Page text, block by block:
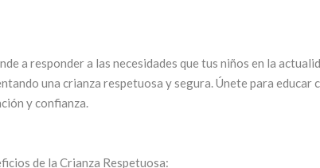
a responder a las necesidades que tus niños en la
una crianza respetuosa y segura. Únete para educar
y confianza.
de la Crianza Respetuosa: